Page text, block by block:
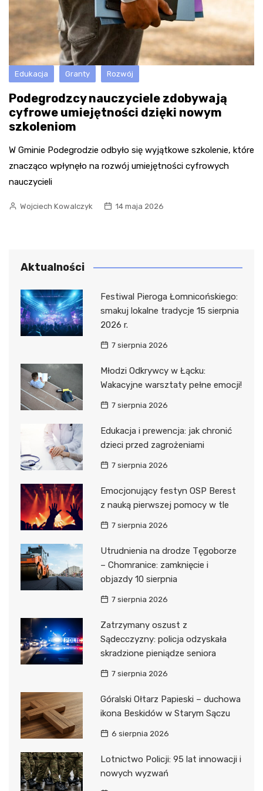
Edukacja Granty Rozwój
Podegrodzcy nauczyciele zdobywają
cyfrowe umiejętności dzięki nowym
szkoleniom
W Gminie Podegrodzie odbyło się wyjątkowe szkolenie, które
znacząco wpłynęło na rozwój umiejętności cyfrowych
nauczycieli
Wojciech Kowalczyk 14 maja 2026
Aktualności
Festiwal Pieroga Łomnicońskiego:
smakuj lokalne tradycje 15 sierpnia
2026 r.
7 sierpnia 2026
Młodzi Odkrywcy w Łącku:
Wakacyjne warsztaty pełne emocji!
7 sierpnia 2026
Edukacja i prewencja: jak chronić
dzieci przed zagrożeniami
7 sierpnia 2026
Emocjonujący festyn OSP Berest
z nauką pierwszej pomocy w tle
7 sierpnia 2026
Utrudnienia na drodze Tęgoborze
– Chomranice: zamknięcie i
objazdy 10 sierpnia
7 sierpnia 2026
Zatrzymany oszust z
Sądecczyzny: policja odzyskała
skradzione pieniądze seniora
7 sierpnia 2026
Góralski Ołtarz Papieski – duchowa
ikona Beskidów w Starym Sączu
6 sierpnia 2026
Lotnictwo Policji: 95 lat innowacji i
nowych wyzwań